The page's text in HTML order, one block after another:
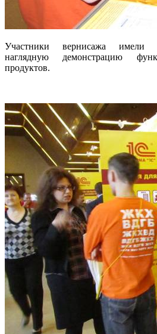
Участники вернисажа имели
наглядную демонстрацию
продуктов.